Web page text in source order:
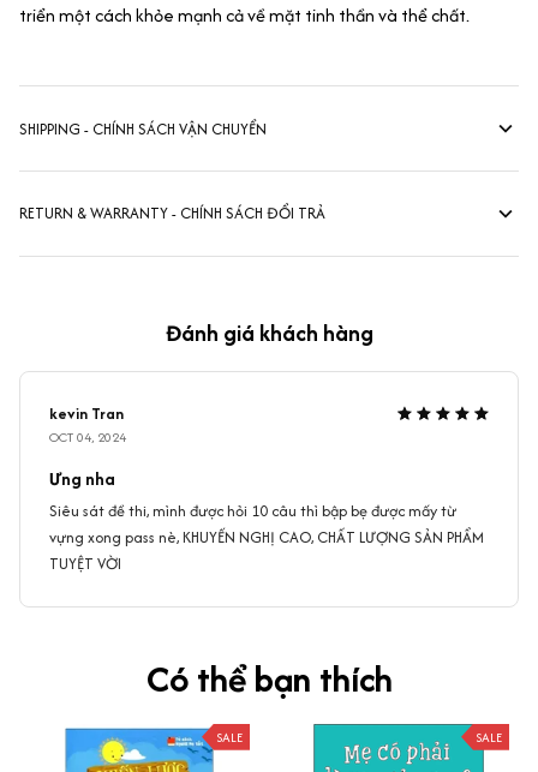
triển một cách khỏe mạnh cả về mặt tinh thần và thể chất.
SHIPPING - CHÍNH SÁCH VẬN CHUYỂN
RETURN & WARRANTY - CHÍNH SÁCH ĐỔI TRẢ
Đánh giá khách hàng
kevin Tran
OCT 04, 2024
Ưng nha
Siêu sát đề thi, mình được hỏi 10 câu thì bập bẹ được mấy từ
vựng xong pass nè, KHUYẾN NGHỊ CAO, CHẤT LƯỢNG SẢN PHẨM
TUYỆT VỜI
Có thể bạn thích
SALE SALE